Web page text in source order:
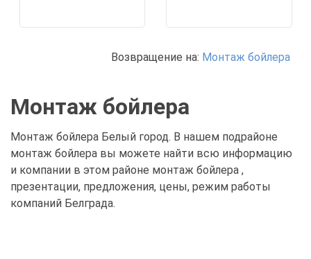
Возвращение на: Монтаж бойлера
Монтаж бойлера
Монтаж бойлера Белый город. В нашем подрайоне
монтаж бойлера вы можете найти всю информацию
и компании в этом районе монтаж бойлера ,
презентации, предложения, цены, режим работы
компаний Белграда.